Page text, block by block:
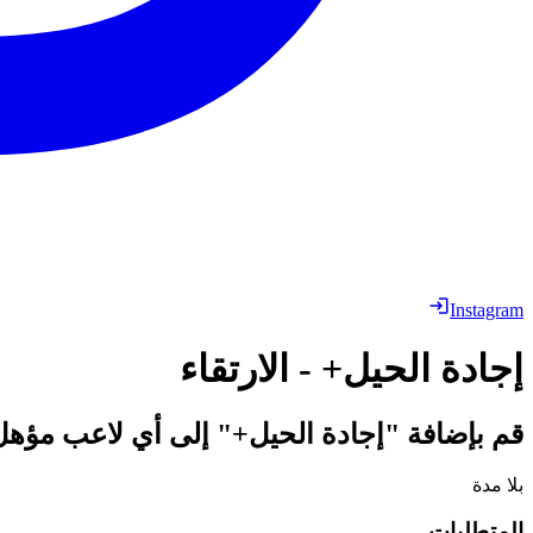
Instagram
إجادة الحيل+ - الارتقاء
قم بإضافة "إجادة الحيل+" إلى أي لاعب
بلا مدة